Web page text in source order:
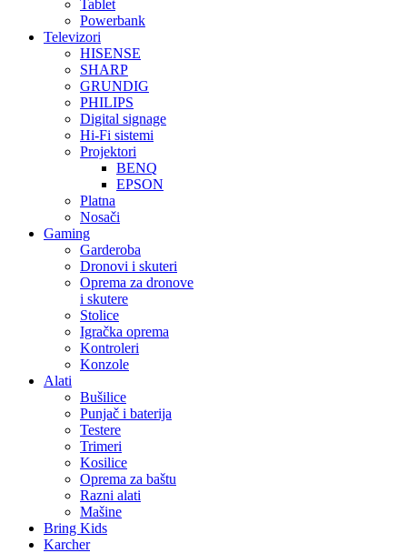
Tablet
Powerbank
Televizori
HISENSE
SHARP
GRUNDIG
PHILIPS
Digital signage
Hi-Fi sistemi
Projektori
BENQ
EPSON
Platna
Nosači
Gaming
Garderoba
Dronovi i skuteri
Oprema za dronove
i skutere
Stolice
Igračka oprema
Kontroleri
Konzole
Alati
Bušilice
Punjač i baterija
Testere
Trimeri
Kosilice
Oprema za baštu
Razni alati
Mašine
Bring Kids
Karcher